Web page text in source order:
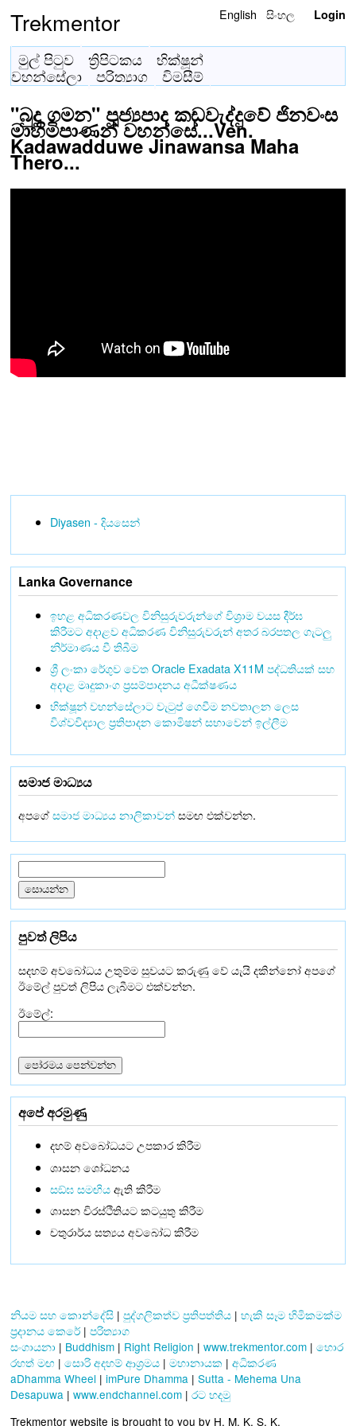
Trekmentor English සිංහල Login
මුල් පිටුව ත්‍රිපිටකය
භික්ෂූන්
වහන්සේලා
පරිත්‍යාග විමසීම්
"බුදු ගමන" පූජ්‍යපාද කඩවැද්දුවේ ජිනවංස
මාහිමිපාණන් වහන්සේ...Ven.
Kadawadduwe Jinawansa Maha
Thero...
Diyasen - දියසෙන්
Lanka Governance
ඉහළ අධිකරණවල විනිසුරුවරුන්ගේ විශ්‍රාම වයස දීර්ඝ
කිරීමට අදාළව අධිකරණ විනිසුරුවරුන් අතර බරපතල ගැටලු
නිර්මාණය වී තිබීම
ශ්‍රී ලංකා රේගුව වෙත Oracle Exadata X11M පද්ධතියක් සහ
අදාළ මෘදුකාංග ප්‍රසම්පාදනය අධීක්ෂණය
භික්ෂූන් වහන්සේලාට වැටුප් ගෙවීම නවතාලන ලෙස
විශ්වවිද්‍යාල ප්‍රතිපාදන කොමිෂන් සභාවෙන් ඉල්ලීම
සමාජ මාධ්‍යය
අපගේසමාජ මාධ්‍යය නාලිකාවන්සමඟ එක්වන්න.
පුවත් ලිපිය
සදහම් අවබෝධය උතුම්ම සුවයට කරුණු වේ යැයි දකින්නෝ අපගේ
ඊමේල් පුවත් ලිපිය ලැබීමට එක්වන්න.
ඊමේල්:
අපේ අරමුණු
දහම් අවබෝධයට උපකාර කිරීම
ශාසන ශෝධනය
සඞ්‌ඝ සමඟියඇති කිරීම
ශාසන චිරස්ථිතියට කටයුතු කිරීම
චතුරාර්ය සත්‍යය අවබෝධ කිරීම
නියම සහ කොන්දේසි | පුද්ගලිකත්ව ප්‍රතිපත්තිය | හැකි සෑම හිමිකමක්ම
ප්‍රදානය කෙරේ | පරිත්‍යාග
සංගායනා | Buddhism | Right Religion | www.trekmentor.com | හොර
රහත් මඟ | සොරි අදහම් ආශ්‍රමය | මහානායක | අධිකරණ
aDhamma Wheel | imPure Dhamma | Sutta - Mehema Una
Desapuwa | www.endchannel.com | රට හදමු
Trekmentor website is brought to you by H. M. K. S. K.